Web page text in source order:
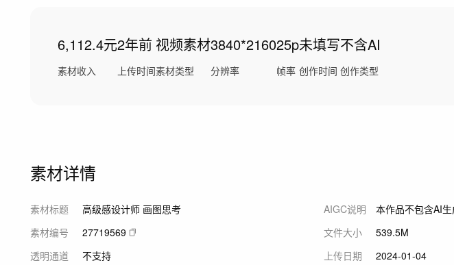
6,112.4元
素材收入
2年前
上传时间
视频素材
素材类型
3840*2160
分辨率
25p
帧率
未填写
创作时间
不含AI
创作类型
素材详情
素材标题
高级感设计师 画图思考
素材编号
27719569
透明通道
不支持
AIGC说明
本作品不包含AI
文件大小
539.5M
上传日期
2024-01-04